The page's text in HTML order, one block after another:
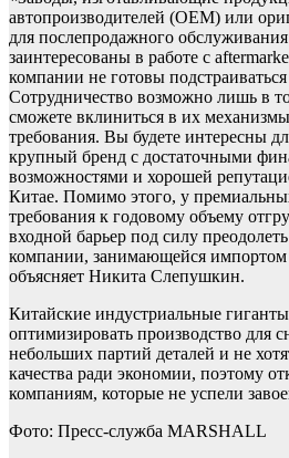
автопроизводителей (ОЕМ) или
для послепродажного
заинтересованы в работе с
компании не готовы
Сотрудничество возможно лишь в
сможете вклиниться в их
требования. Вы будете интересны
крупный бренд с достаточными
возможностями и хорошей
Китае. Помимо этого, у
требования к годовому объему
входной барьер под силу
компании, занимающейся
объясняет Никита Слепушкин.
Китайские индустриальные
оптимизировать производство для
небольших партий деталей и не
качества ради экономии, поэтому
компаниям, которые не успели
Фото: Пресс-служба MARSHALL